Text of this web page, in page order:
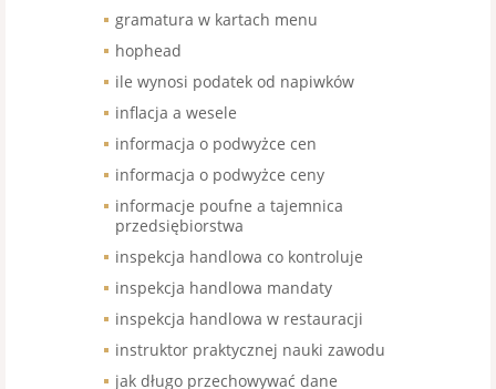
gramatura w kartach menu
hophead
ile wynosi podatek od napiwków
inflacja a wesele
informacja o podwyżce cen
informacja o podwyżce ceny
informacje poufne a tajemnica
przedsiębiorstwa
inspekcja handlowa co kontroluje
inspekcja handlowa mandaty
inspekcja handlowa w restauracji
instruktor praktycznej nauki zawodu
jak długo przechowywać dane